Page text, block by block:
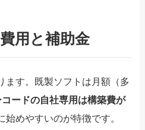
用と補助金
ます。既製ソフトは月額（多
ードの自社専用は構築費が
始めやすいのが特徴です。